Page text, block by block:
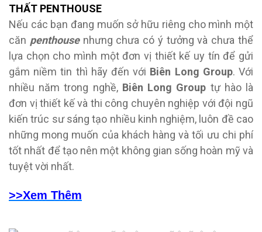
THẤT PENTHOUSE
Nếu các bạn đang muốn sở hữu riêng cho mình một
căn penthousenhưng chưa có ý tưởng và chưa thể
lựa chọn cho mình một đơn vị thiết kế uy tín để gửi
gắm niềm tin thì hãy đến với Biên Long Group. Với
nhiều năm trong nghề, Biên Long Group tự hào là
đơn vị thiết kế và thi công chuyên nghiệp với đội ngũ
kiến trúc sư sáng tạo nhiều kinh nghiệm, luôn đề cao
những mong muốn của khách hàng và tối ưu chi phí
tốt nhất để tạo nên một không gian sống hoàn mỹ và
tuyệt vời nhất.
>>Xem Thêm